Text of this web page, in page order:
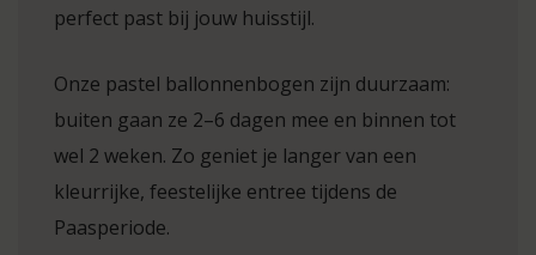
perfect past bij jouw huisstijl.
Onze pastel ballonnenbogen zijn duurzaam:
buiten gaan ze 2–6 dagen mee en binnen tot
wel 2 weken. Zo geniet je langer van een
kleurrijke, feestelijke entree tijdens de
Paasperiode.